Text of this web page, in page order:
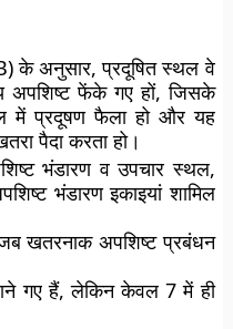
के अनुसार, प्रदूषित स्थल वे
फेंके गए हों, जिसके
में प्रदूषण फैला हो और यह
पैदा करता हो।
भंडारण व उपचार स्थल,
भंडारण इकाइयांशामिल
खतरनाक अपशिष्ट प्रबंधन
गए हैं, लेकिन केवल 7 में ही